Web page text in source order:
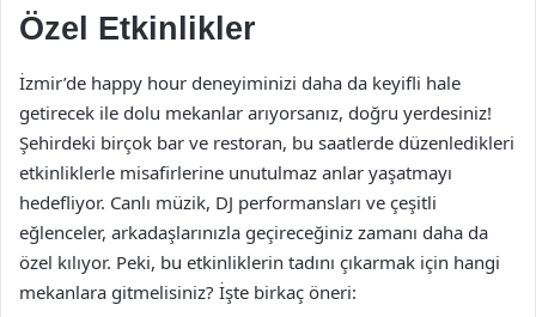
Özel Etkinlikler
İzmir’de happy hour deneyiminizi daha da keyifli hale
getirecek ile dolu mekanlar arıyorsanız, doğru yerdesiniz!
Şehirdeki birçok bar ve restoran, bu saatlerde düzenledikleri
etkinliklerle misafirlerine unutulmaz anlar yaşatmayı
hedefliyor. Canlı müzik, DJ performansları ve çeşitli
eğlenceler, arkadaşlarınızla geçireceğiniz zamanı daha da
özel kılıyor. Peki, bu etkinliklerin tadını çıkarmak için hangi
mekanlara gitmelisiniz? İşte birkaç öneri: